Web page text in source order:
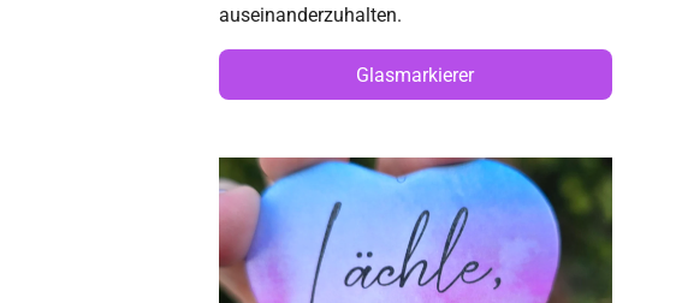
auseinanderzuhalten.
Glasmarkierer